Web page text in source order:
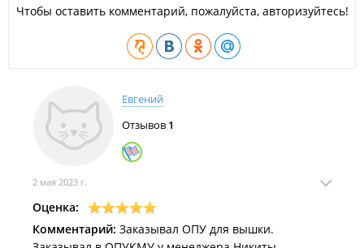
Чтобы оставить комментарий, пожалуйста, авторизуйтесь!
Евгений
Отзывов 1
2 мая 2023 г.
Оценка:
Комментарий: Заказывал ОПУ для вышки.